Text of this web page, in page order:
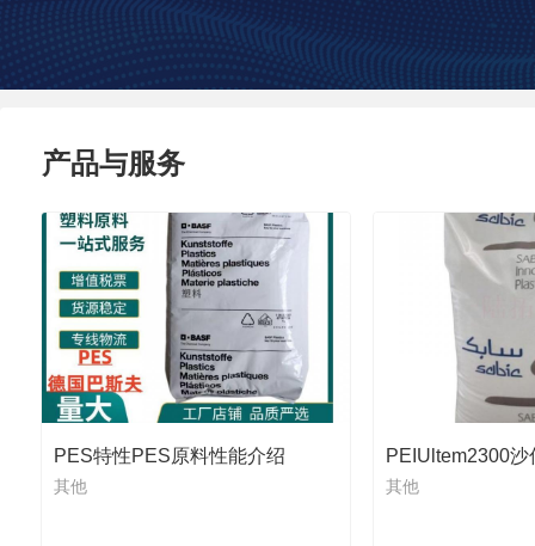
产品与服务
PES特性PES原料性能介绍
其他
PEIUltem2300沙
其他